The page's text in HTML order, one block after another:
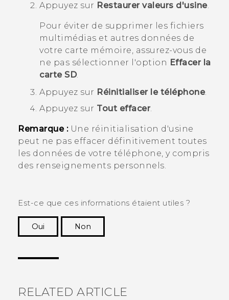
Appuyez sur Restaurer valeurs d'usine.
Pour éviter de supprimer les fichiers
multimédias et autres données de
votre carte mémoire, assurez-vous de
ne pas sélectionner l'option Effacer la
carte SD.
Appuyez sur Réinitialiser le téléphone.
Appuyez sur Tout effacer.
Remarque :Une réinitialisation d'usine
peut ne pas effacer définitivement toutes
les données de votre téléphone, y compris
des renseignements personnels.
Est-ce que ces informations étaient utiles ?
Oui
Non
RELATED ARTICLE